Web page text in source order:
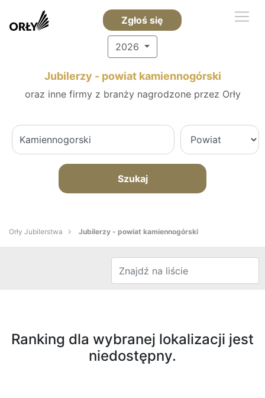
Zgłoś się
2026
Jubilerzy - powiat kamiennogórski
oraz inne firmy z branży nagrodzone przez Orły
Szukaj
Orły Jubilerstwa Jubilerzy - powiat kamiennogórski
Ranking dla wybranej lokalizacji jest
niedostępny.